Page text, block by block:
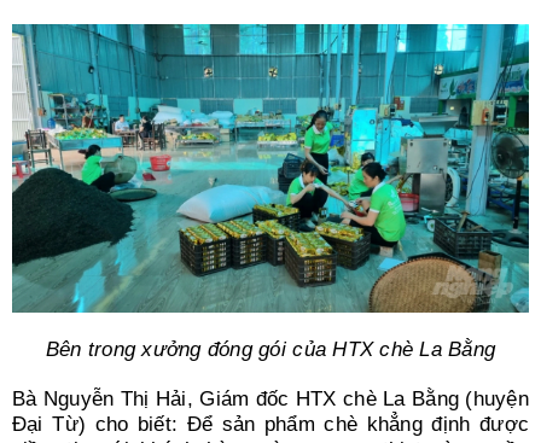
Bên trong xưởng đóng gói của HTX chè La Bằng
Bà Nguyễn Thị Hải, Giám đốc HTX chè La Bằng (huyện
Đại Từ) cho biết: Để sản phẩm chè khẳng định được